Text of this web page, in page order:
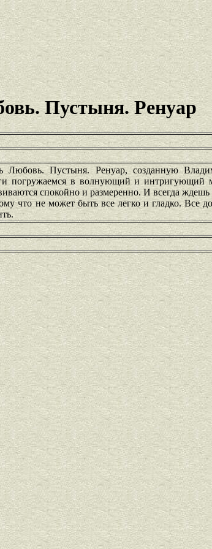
Пустыня. Ренуар
Любовь. Пустыня. Ренуар, созданную
погружаемся в волнующий и интригующий
спокойно и размеренно. И всегда ждешь
что не может быть все легко и гладко. Все